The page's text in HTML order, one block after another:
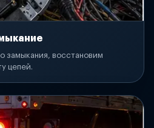
замыкания, восстановим
цепей.